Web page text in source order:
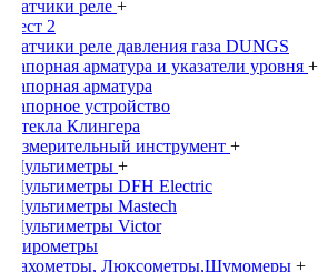
Датчики реле +
Тест 2
Датчики реле давления газа DUNGS
Запорная арматура и указатели уровня +
Запорная арматура
Запорное устройство
Стекла Клингера
Измерительный инструмент +
Мультиметры +
Мультиметры DFH Electric
Мультиметры Mastech
Мультиметры Victor
Пирометры
Тахометры, Люксометры,Шумомеры +